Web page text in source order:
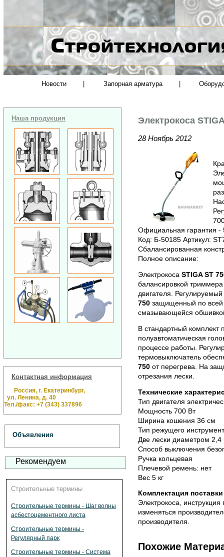
Новости Запорная арматура
Наша продукция
Контактная информация
Россия, г. Екатеринбург,
ул. Ленина, д. 40
Тел./факс: +7 (343) 337896
Объявления
Рекомендуем
Строительные термины
Строительные термины - Шаг волны
асбестоцементного листа
Строительные термины -
Регулярный парк
Строительные термины - Система
Электрокоса
28 Ноябрь 2012
Официальная гарантия -
Код: Б-50185 Артикул:
Сбалансированная
Полное описание:
Электрокоса STIGA ST
балансировкой
двигателя.
750защищенный по всей
смазывающейся
В стандартный комплект
полуавтоматическая
процессе работы.
термовыключатель
750от перегрева. На
отрезания лески.
Технические
Тип двигателя
Мощность 700 Вт
Ширина кошения 36 см
Тип режущего
Две лески диаметром
Способ выключения
Ручка кольцевая
Плечевой ремень: нет
Вес 5 кг
Комплектация
Электрокоса,
изменяться
производителя.
Похожие